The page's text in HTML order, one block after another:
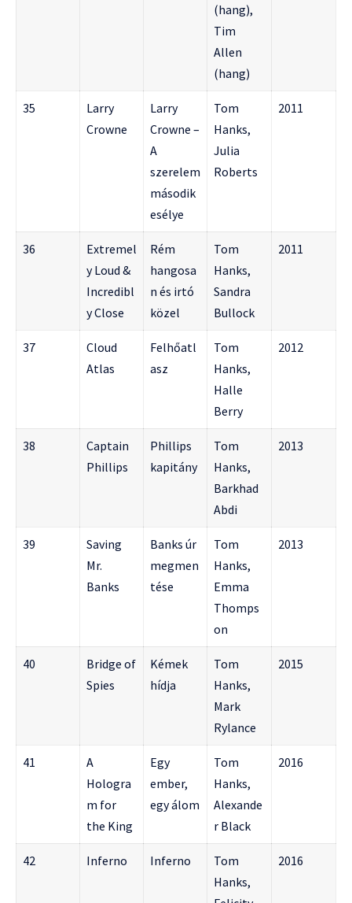
(hang),
Tim
Allen
(hang)
35
Larry
Crowne
Larry
Crowne –
A
szerelem
második
esélye
Tom
Hanks,
Julia
Roberts
2011
36
Extremel
y Loud &
Incredibl
y Close
Rém
hangosa
n és irtó
közel
Tom
Hanks,
Sandra
Bullock
2011
37
Cloud
Atlas
Felhőatl
asz
Tom
Hanks,
Halle
Berry
2012
38
Captain
Phillips
Phillips
kapitány
Tom
Hanks,
Barkhad
Abdi
2013
39
Saving
Mr.
Banks
Banks úr
megmen
tése
Tom
Hanks,
Emma
Thomps
on
2013
40
Bridge of
Spies
Kémek
hídja
Tom
Hanks,
Mark
Rylance
2015
41
A
Hologra
m for
the King
Egy
ember,
egy álom
Tom
Hanks,
Alexande
r Black
2016
42 Inferno Inferno
Tom
Hanks,
2016